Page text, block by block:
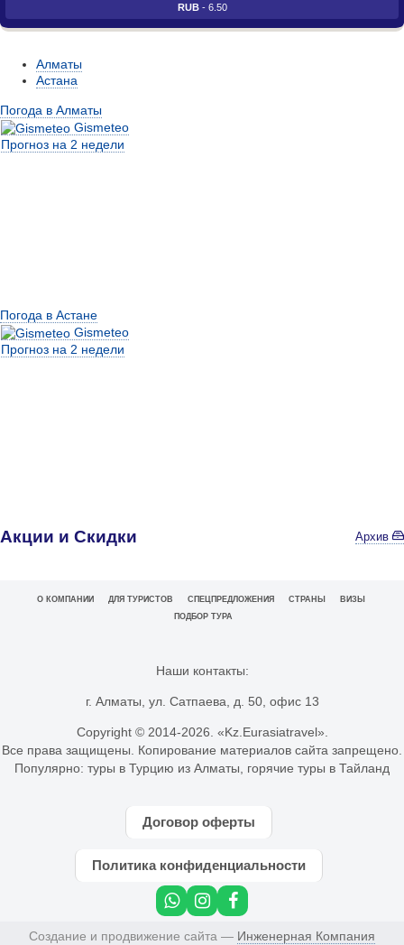
RUB- 6.50
Алматы
Астана
Погода в Алматы
Gismeteo
Прогноз на 2 недели
Погода в Астане
Gismeteo
Прогноз на 2 недели
Акции и Скидки Архив
О КОМПАНИИ ДЛЯ ТУРИСТОВ СПЕЦПРЕДЛОЖЕНИЯ СТРАНЫ
ВИЗЫ
ПОДБОР ТУРА
Наши контакты:
г. Алматы, ул. Сатпаева, д. 50, офис 13
Copyright © 2014-2026. «Kz.Eurasiatravel».
Все права защищены. Копирование материалов сайта запрещено.
Популярно: туры в Турцию из Алматы горячие туры в Тайланд
Договор оферты
Политика конфиденциальности
Создание и продвижение сайта — Инженерная Компания